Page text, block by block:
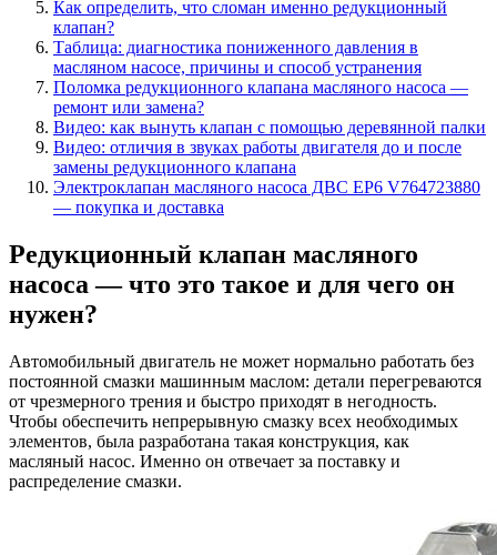
Как определить, что сломан именно редукционный
клапан?
Таблица: диагностика пониженного давления в
масляном насосе, причины и способ устранения
Поломка редукционного клапана масляного насоса —
ремонт или замена?
Видео: как вынуть клапан с помощью деревянной палки
Видео: отличия в звуках работы двигателя до и после
замены редукционного клапана
Электроклапан масляного насоса ДВС EP6 V764723880
— покупка и доставка
Редукционный клапан масляного
насоса — что это такое и для чего он
нужен?
Автомобильный двигатель не может нормально работать без
постоянной смазки машинным маслом: детали перегреваются
от чрезмерного трения и быстро приходят в негодность.
Чтобы обеспечить непрерывную смазку всех необходимых
элементов, была разработана такая конструкция, как
масляный насос. Именно он отвечает за поставку и
распределение смазки.